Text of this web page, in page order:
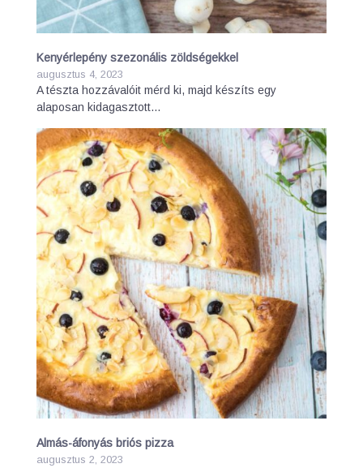
Kenyérlepény szezonális zöldségekkel
augusztus 4, 2023
A tészta hozzávalóit mérd ki, majd készíts egy
alaposan kidagasztott…
Almás-áfonyás briós pizza
augusztus 2, 2023